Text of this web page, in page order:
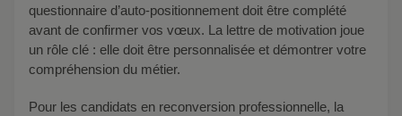
questionnaire d’auto-positionnement doit être complété
avant de confirmer vos vœux. La lettre de motivation joue
un rôle clé : elle doit être personnalisée et démontrer votre
compréhension du métier.
Pour les candidats en reconversion professionnelle, la